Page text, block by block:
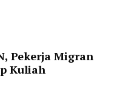
Pekerja Migran
Kuliah